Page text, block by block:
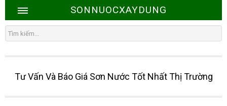
SONNUOCXAYDUNG
Tư Vấn Và Báo Giá Sơn Nước Tốt Nhất Thị Trường